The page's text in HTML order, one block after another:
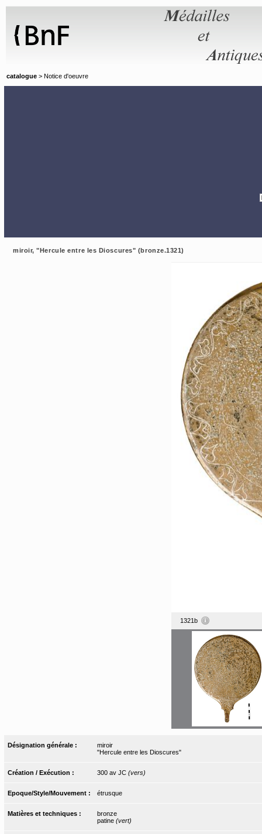
catalogue > Notice d'oeuvre
miroir, "Hercule entre les Dioscures" (bronze.1321)
1321b
Désignation générale :
miroir
"Hercule entre les Dioscures"
Création / Exécution : 300 av JC (vers)
Epoque/Style/Mouvement : étrusque
Matières et techniques :
bronze
patine (vert)